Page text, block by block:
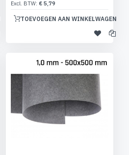
€ 5,79
TOEVOEGEN AAN WINKELWAGEN